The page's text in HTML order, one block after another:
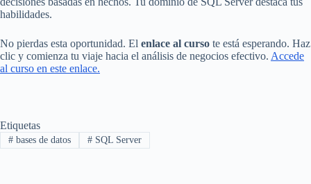
habilidades.
No pierdas esta oportunidad. El enlace al curso te está esperando. Haz
clic y comienza tu viaje hacia el análisis de negocios efectivo. Accede
al curso en este enlace.
Etiquetas
#bases de datos #SQL Server